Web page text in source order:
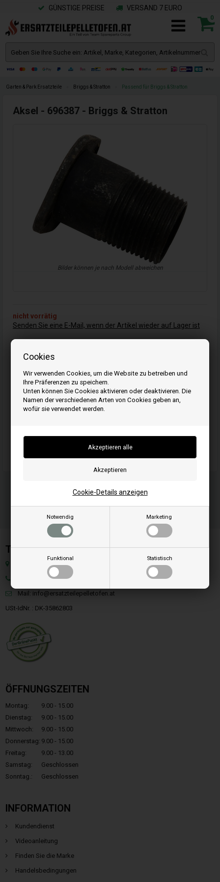
Cookies
Wir verwenden Cookies, um die Website zu betreiben und
Ihre Präferenzen zu speichern.
Unten können Sie Cookies aktivieren oder deaktivieren. Die
Namen der verschiedenen Arten von Cookies geben an,
wofür sie verwendet werden.
Notwendig Marketing
Funktional Statistisch
Cookie-Details anzeigen
GÜNSTIGE PREISE VERSAND 7 EURO
0
Garten & Park Ersatzteile Briggs & Stratton Passend für Briggs & Stratton
Aksel - 696387 - Briggs & Stratton
Bilder können je nach Modell abweichen
nicht vorrätig
Senden Sie eine E-Mail, wenn der Artikel wieder auf Lager ist
Stück 43,00
Artikelnummer: 696387
EAN: 024847331516
Passend für Maschinen-/Fahrzeugmarke: Briggs & Stratton
Passend für Maschinen-/Fahrzeugmodell: Briggs & Stratton
Team SpareParts Group ApS
Klejsgaardvej 19A, Dk-7130 Juelsminde, Dänemark
Tel: +49 40 299 99274
Mail: info@ersatzteilepelletofen.at
USt-IdNr. : DK-35862803
ÖFFNUNGSZEITEN
Montag:
9.00 - 15.00
Dienstag:
9.00 - 15.00
Mittwoch:
9.00 - 15.00
Donnerstag: 9.00 - 15.00
Freitag:
9.00 - 13.00
Samstag:
Geschlossen
Sonntag.:
Geschlossen
INFORMATION
Kundendienst
Videoanleitung
Finden Sie die Marke
Handelsbedingungen